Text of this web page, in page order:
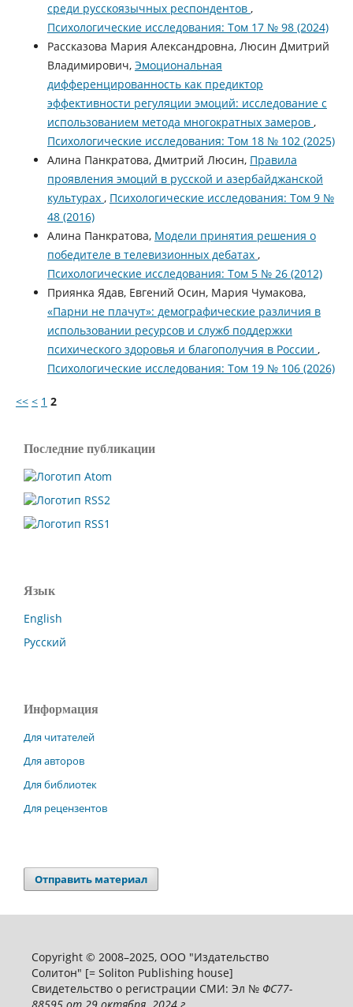
среди русскоязычных респондентов ,
Психологические исследования: Том 17 № 98 (2024)
Рассказова Мария Александровна, Люсин Дмитрий
Владимирович, Эмоциональная
дифференцированность как предиктор
эффективности регуляции эмоций: исследование с
использованием метода многократных замеров ,
Психологические исследования: Том 18 № 102 (2025)
Алина Панкратова, Дмитрий Люсин, Правила
проявления эмоций в русской и азербайджанской
культурах , Психологические исследования: Том 9 №
48 (2016)
Алина Панкратова, Модели принятия решения о
победителе в телевизионных дебатах ,
Психологические исследования: Том 5 № 26 (2012)
Приянка Ядав, Евгений Осин, Мария Чумакова,
«Парни не плачут»: демографические различия в
использовании ресурсов и служб поддержки
психического здоровья и благополучия в России ,
Психологические исследования: Том 19 № 106 (2026)
<< < 1 2
Последние публикации
Язык
English
Русский
Информация
Для читателей
Для авторов
Для библиотек
Для рецензентов
Отправить материал
Copyright © 2008–2025, ООО "Издательство
Солитон" [= Soliton Publishing house]
Свидетельство о регистрации СМИ: Эл № ФС77-